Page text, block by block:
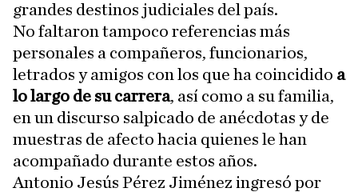
grandes destinos judiciales del país.
No faltaron tampoco referencias más
personales a compañeros, funcionarios,
letrados y amigos con los que ha coincidido a
lo largo de su carrera, así como a su familia,
en un discurso salpicado de anécdotas y de
muestras de afecto hacia quienes le han
acompañado durante estos años.
Antonio Jesús Pérez Jiménez ingresó por